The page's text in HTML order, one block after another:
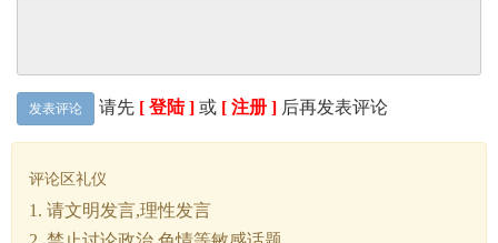
发表评论 请先 [ 登陆 ] 或 [ 注册 ] 后再发表评论
评论区礼仪
1. 请文明发言,理性发言